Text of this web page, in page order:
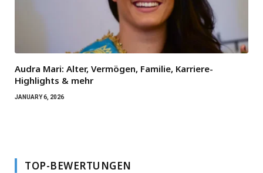
Audra Mari: Alter, Vermögen, Familie, Karriere-
Highlights & mehr
JANUARY 6, 2026
TOP-BEWERTUNGEN